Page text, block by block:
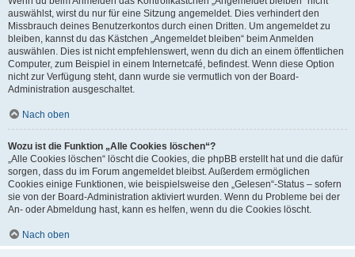
auswählst, wirst du nur für eine Sitzung angemeldet. Dies verhindert den
Missbrauch deines Benutzerkontos durch einen Dritten. Um angemeldet zu
bleiben, kannst du das Kästchen „Angemeldet bleiben“ beim Anmelden
auswählen. Dies ist nicht empfehlenswert, wenn du dich an einem öffentlichen
Computer, zum Beispiel in einem Internetcafé, befindest. Wenn diese Option
nicht zur Verfügung steht, dann wurde sie vermutlich von der Board-
Administration ausgeschaltet.
Nach oben
Wozu ist die Funktion „Alle Cookies löschen“?
„Alle Cookies löschen“ löscht die Cookies, die phpBB erstellt hat und die dafür
sorgen, dass du im Forum angemeldet bleibst. Außerdem ermöglichen
Cookies einige Funktionen, wie beispielsweise den „Gelesen“-Status – sofern
sie von der Board-Administration aktiviert wurden. Wenn du Probleme bei der
An- oder Abmeldung hast, kann es helfen, wenn du die Cookies löscht.
Nach oben